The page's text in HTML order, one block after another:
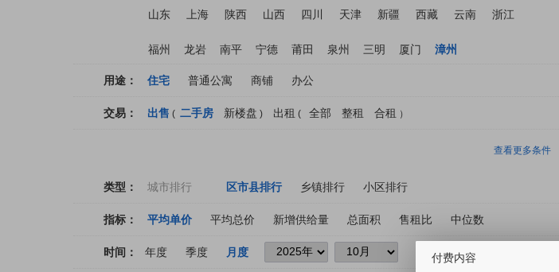
山东 上海 陕西 山西 四川 天津 新疆 西藏 云南 浙江
福州 龙岩 南平 宁德 莆田 泉州 三明 厦门 漳州
用途： 住宅 普通公寓 商铺 办公
交易： 出售 ( 二手房 新楼盘 ) 出租 ( 全部 整租 合租 ）
查看更多条件
类型： 城市排行 区市县排行 乡镇排行 小区排行
指标： 平均单价 平均总价 新增供给量 总面积 售租比 中位数
时间： 年度 季度 月度 付费内容